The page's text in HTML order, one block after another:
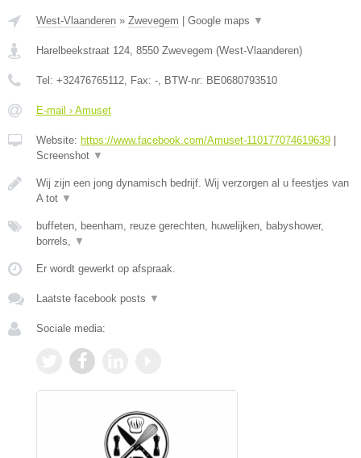
West-Vlaanderen » Zwevegem Google maps ▼
Harelbeekstraat 124, 8550 Zwevegem (West-Vlaanderen)
Tel: +32476765112, Fax: -, BTW-nr: BE0680793510
E-mail › Amuset
Website: https://www.facebook.com/Amuset-110177074619639
Screenshot ▼
Wij zijn een jong dynamisch bedrijf. Wij verzorgen al u feestjes van
A tot ▼
buffeten, beenham, reuze gerechten, huwelijken, babyshower,
borrels, ▼
Er wordt gewerkt op afspraak.
Laatste facebook posts ▼
Sociale media: